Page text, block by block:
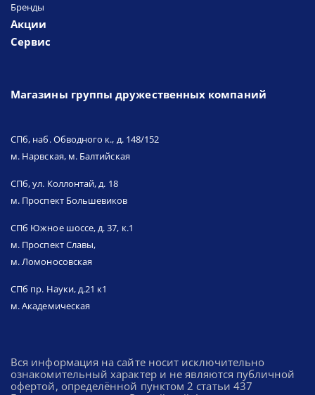
Бренды
Акции
Сервис
Магазины группы дружественных компаний
СПб, наб. Обводного к., д. 148/152
м. Нарвская, м. Балтийская
СПб, ул. Коллонтай, д. 18
м. Проспект Большевиков
СПб Южное шоссе, д. 37, к.1
м. Проспект Славы,
м. Ломоносовская
СПб пр. Науки, д.21 к1
м. Академическая
Вся информация на сайте носит исключительно
ознакомительный характер и не являются публичной
офертой, определённой пунктом 2 статьи 437